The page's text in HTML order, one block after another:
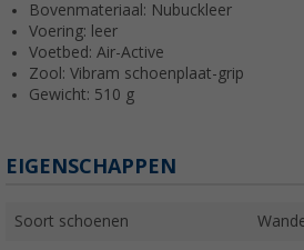
Bovenmateriaal: Nubuckleer
Voering: leer
Voetbed: Air-Active
Zool: Vibram schoenplaat-grip
Gewicht: 510 g
EIGENSCHAPPEN
Soort schoenen